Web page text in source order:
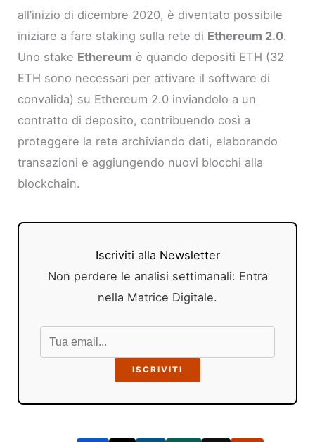
all’inizio di dicembre 2020, è diventato possibile
iniziare a fare staking sulla rete di Ethereum 2.0.
Uno stake Ethereum è quando depositi ETH (32
ETH sono necessari per attivare il software di
convalida) su Ethereum 2.0 inviandolo a un
contratto di deposito, contribuendo così a
proteggere la rete archiviando dati, elaborando
transazioni e aggiungendo nuovi blocchi alla
blockchain.
Iscriviti alla Newsletter
Non perdere le analisi settimanali: Entra
nella Matrice Digitale.
ISCRIVITI